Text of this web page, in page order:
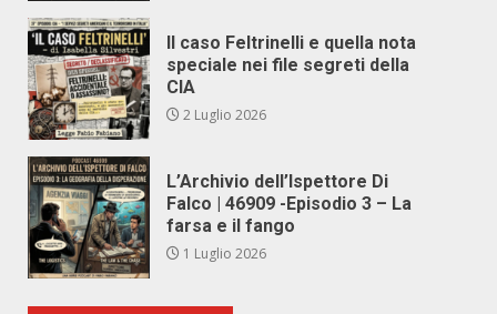
Il caso Feltrinelli e quella nota
speciale nei file segreti della
CIA
2 Luglio 2026
L’Archivio dell’Ispettore Di
Falco | 46909 -Episodio 3 – La
farsa e il fango
1 Luglio 2026